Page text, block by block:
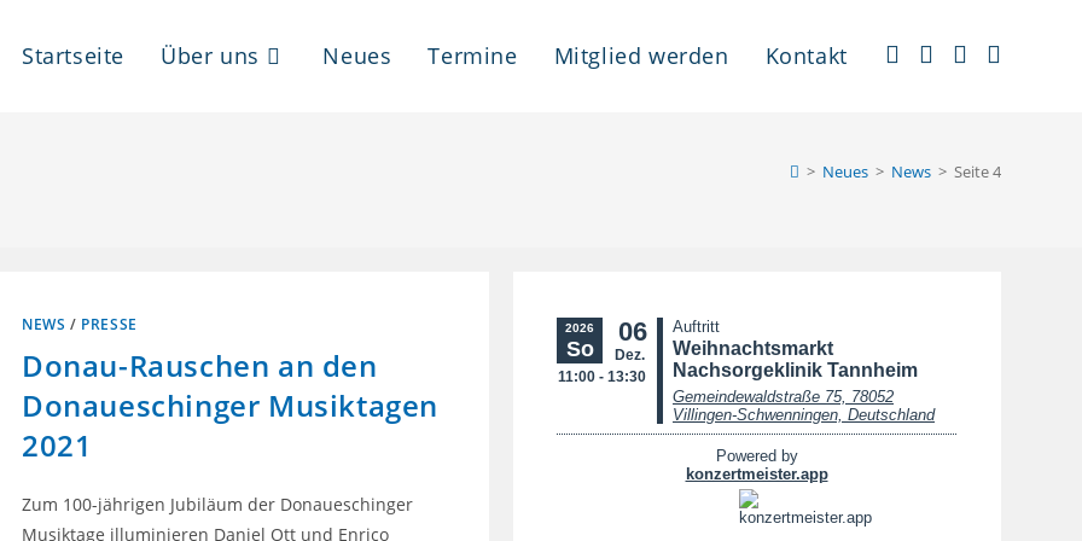
Startseite Über uns Neues Termine Mitglied werden Kontakt
> Neues > News > Seite 4
NEWS / PRESSE
Donau-Rauschen an den
Donaueschinger Musiktagen
2021
Zum 100-jährigen Jubiläum der Donaueschinger
Musiktage illuminieren Daniel Ott und Enrico